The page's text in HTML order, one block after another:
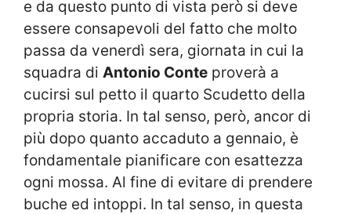
e da questo punto di vista però si deve
essere consapevoli del fatto che molto
passa da venerdì sera, giornata in cui la
squadra di Antonio Conte proverà a
cucirsi sul petto il quarto Scudetto della
propria storia. In tal senso, però, ancor di
più dopo quanto accaduto a gennaio, è
fondamentale pianificare con esattezza
ogni mossa. Al fine di evitare di prendere
buche ed intoppi. In tal senso, in questa